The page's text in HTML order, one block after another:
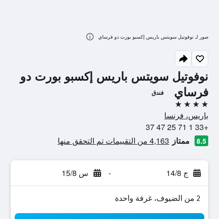
نوفوتيل سويتس باريس إكسبو بورت دو
فرساي
فندق
4 نجوم
باريس، فرنسا
+33 1 71 25 47 37
8.5 ممتاز 4,163 من التقييمات تم التحقق منها
ج 14/8 - س 15/8
2 من الضيوف، غرفة واحدة
صور لـ نوفوتيل سويتس باريس إكسبو بورت دو فرساي